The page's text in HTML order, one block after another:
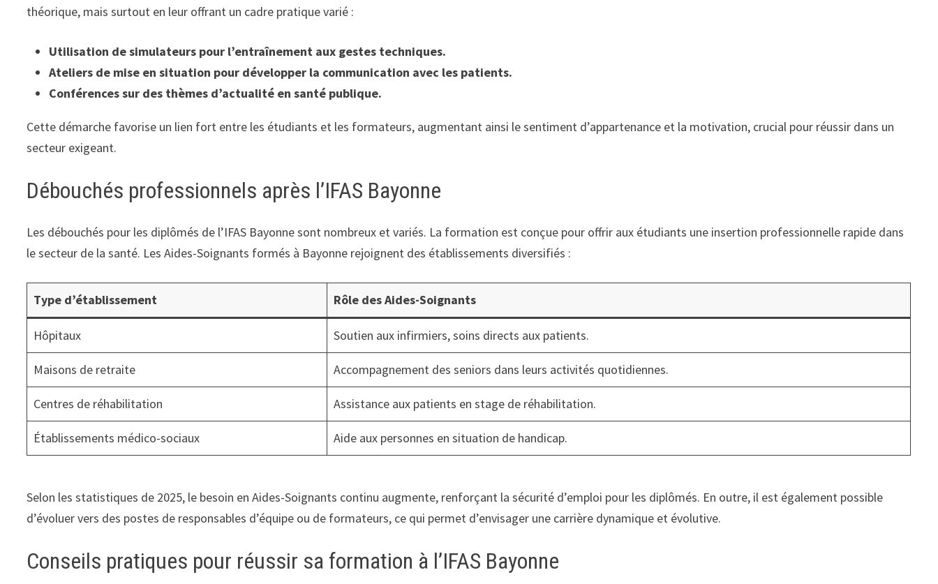
théorique, mais surtout en leur offrant un cadre pratique varié :
Utilisation de simulateurs pour l’entraînement aux gestes techniques.
Ateliers de mise en situation pour développer la communication avec les patients.
Conférences sur des thèmes d’actualité en santé publique.
Cette démarche favorise un lien fort entre les étudiants et les formateurs, augmentant ainsi le sentiment d’appartenance et la motivation, crucial pour réussir dans un
secteur exigeant.
Débouchés professionnels après l’IFAS Bayonne
Les débouchés pour les diplômés de l’IFAS Bayonne sont nombreux et variés. La formation est conçue pour offrir aux étudiants une insertion professionnelle rapide dans
le secteur de la santé. Les Aides-Soignants formés à Bayonne rejoignent des établissements diversifiés :
Type d’établissement Rôle des Aides-Soignants
Hôpitaux Soutien aux infirmiers, soins directs aux patients.
Maisons de retraite Accompagnement des seniors dans leurs activités quotidiennes.
Centres de réhabilitation Assistance aux patients en stage de réhabilitation.
Établissements médico-sociaux Aide aux personnes en situation de handicap.
Selon les statistiques de 2025, le besoin en Aides-Soignants continu augmente, renforçant la sécurité d’emploi pour les diplômés. En outre, il est également possible
d’évoluer vers des postes de responsables d’équipe ou de formateurs, ce qui permet d’envisager une carrière dynamique et évolutive.
Conseils pratiques pour réussir sa formation à l’IFAS Bayonne